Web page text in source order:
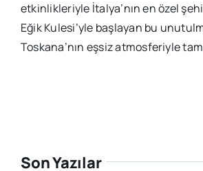
etkinlikleriyle İtalya’nın en özel
Eğik Kulesi’yle başlayan bu
Toskana’nın eşsiz atmosferiyle
Son Yazılar